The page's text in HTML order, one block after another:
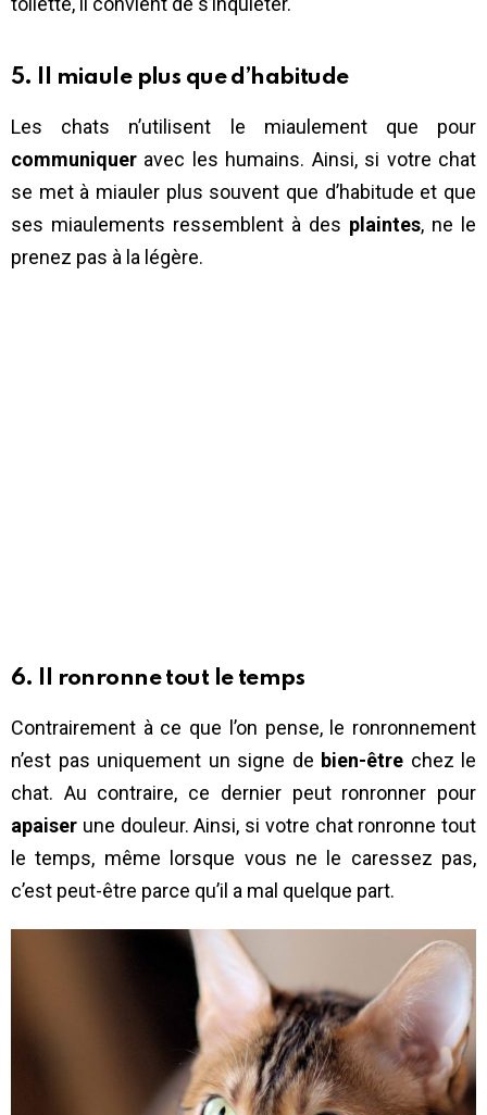
5. Il miaule plus que d’habitude
Les chats n’utilisent le miaulement que pour
communiquer avec les humains. Ainsi, si votre chat
se met à miauler plus souvent que d’habitude et que
ses miaulements ressemblent à des plaintes, ne le
prenez pas à la légère.
6. Il ronronne tout le temps
Contrairement à ce que l’on pense, le ronronnement
n’est pas uniquement un signe de bien-être chez le
chat. Au contraire, ce dernier peut ronronner pour
apaiser une douleur. Ainsi, si votre chat ronronne tout
le temps, même lorsque vous ne le caressez pas,
c’est peut-être parce qu’il a mal quelque part.